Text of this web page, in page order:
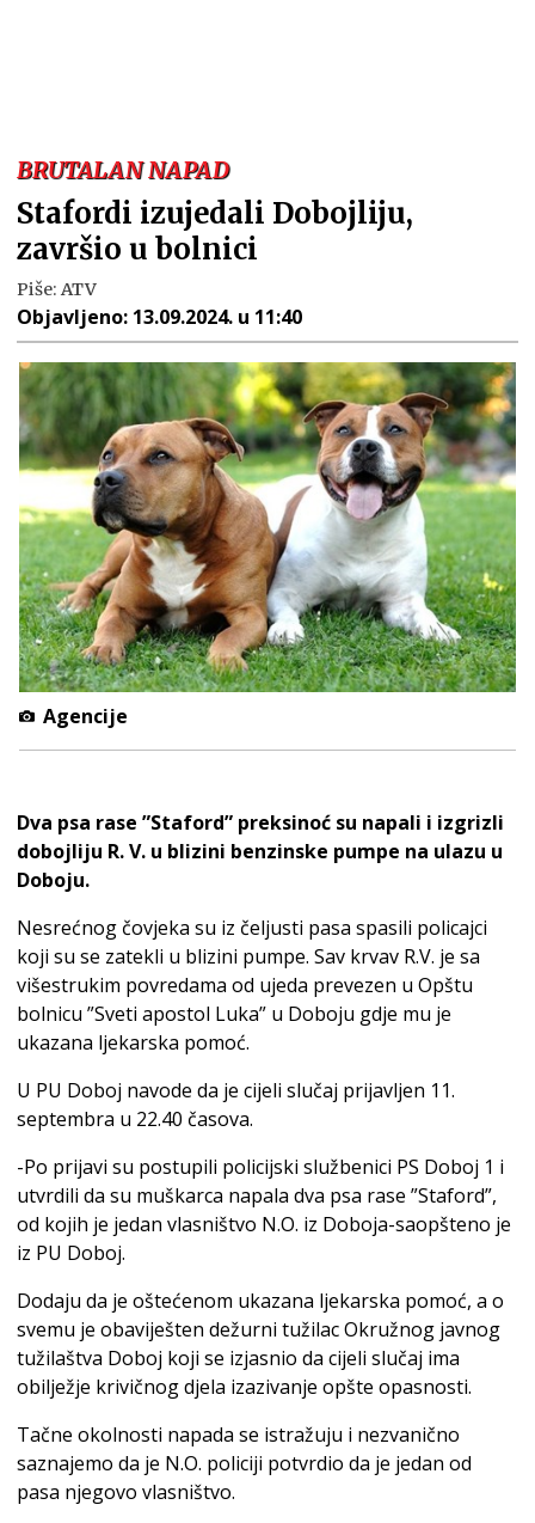
BRUTALAN NAPAD
Stafordi izujedali Dobojliju,
završio u bolnici
Piše: ATV
Objavljeno: 13.09.2024. u 11:40
Agencije
Dva psa rase ”Staford” preksinoć su napali i izgrizli
dobojliju R. V. u blizini benzinske pumpe na ulazu u
Doboju.
Nesrećnog čovjeka su iz čeljusti pasa spasili policajci
koji su se zatekli u blizini pumpe. Sav krvav R.V. je sa
višestrukim povredama od ujeda prevezen u Opštu
bolnicu ”Sveti apostol Luka” u Doboju gdje mu je
ukazana ljekarska pomoć.
U PU Doboj navode da je cijeli slučaj prijavljen 11.
septembra u 22.40 časova.
-Po prijavi su postupili policijski službenici PS Doboj 1 i
utvrdili da su muškarca napala dva psa rase ”Staford”,
od kojih je jedan vlasništvo N.O. iz Doboja-saopšteno je
iz PU Doboj.
Dodaju da je oštećenom ukazana ljekarska pomoć, a o
svemu je obaviješten dežurni tužilac Okružnog javnog
tužilaštva Doboj koji se izjasnio da cijeli slučaj ima
obilježje krivičnog djela izazivanje opšte opasnosti.
Tačne okolnosti napada se istražuju i nezvanično
saznajemo da je N.O. policiji potvrdio da je jedan od
pasa njegovo vlasništvo.